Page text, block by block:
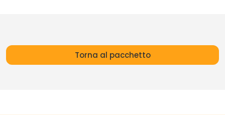
Torna al pacchetto